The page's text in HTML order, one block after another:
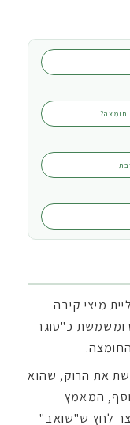
חומצה?
מיצי קיבה
ומשמשת כ"סוגר
את הרוק, שהוא
המאמץ
לחץ ש"שואב"